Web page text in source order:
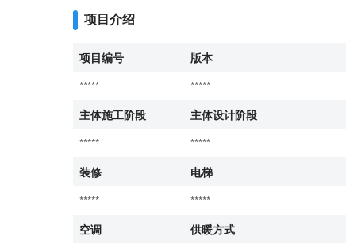
项目介绍
项目编号 版本
*****
*****
主体施工阶段
主体设计阶段
*****
*****
装修
电梯
*****
*****
空调
供暖方式